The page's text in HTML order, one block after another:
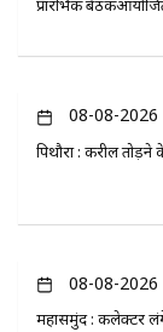
प्रारंभिक
08-08-2026
पिथौरा : करील
08-08-2026
महासमुंद : कलेक्टर